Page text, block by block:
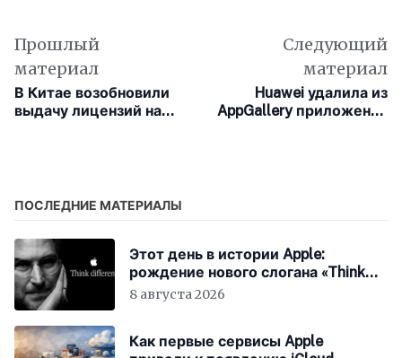
Прошлый
материал
В Китае возобновили
выдачу лицензий на
Следующий
материал
Huawei удалила из
AppGallery приложения
ПОСЛЕДНИЕ МАТЕРИАЛЫ
Этот день в истории Apple:
рождение нового слогана «Think
Different»
8 августа 2026
Как первые сервисы Apple